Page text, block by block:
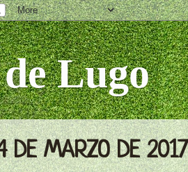
Lugo
DE MARZO DE 2017